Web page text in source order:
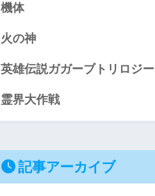
機体
火の神
英雄伝説ガガーブトリロジー
霊界大作戦
記事アーカイブ